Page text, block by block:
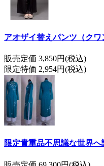
アオザイ替えパンツ（クワ
販売定価 3,850円(税込)
限定特価 2,954円(税込)
限定貴重品不思議な世界